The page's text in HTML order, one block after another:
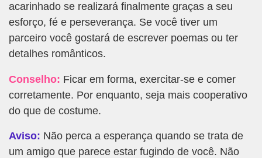
acarinhado se realizará finalmente graças a seu
esforço, fé e perseverança. Se você tiver um
parceiro você gostará de escrever poemas ou ter
detalhes românticos.
Conselho: Ficar em forma, exercitar-se e comer
corretamente. Por enquanto, seja mais cooperativo
do que de costume.
Aviso: Não perca a esperança quando se trata de
um amigo que parece estar fugindo de você. Não